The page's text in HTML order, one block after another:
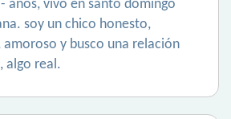
años, vivo en santo domingo
soy un chico honesto,
y busco una relación
algo real.